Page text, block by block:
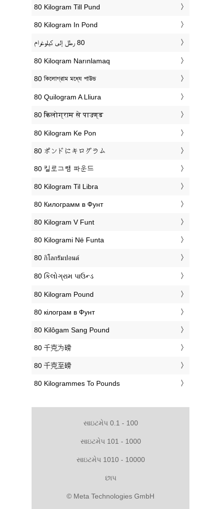
‎80 Kilogram Till Pund
‎80 Kilogram In Pond
‎80 Kiloqram Narınlamaq
‎80 কিলোগ্রাম মধ্যে পাউন্ড
‎80 Quilogram A Lliura
‎80 किलोग्राम से पाउण्ड
‎80 Kilogram Ke Pon
‎80 ポンドにキログラム
‎80 킬로그램 파운드
‎80 Kilogram Til Libra
‎80 Килограмм в Фунт
‎80 Kilogram V Funt
‎80 Kilogrami Në Funta
‎80 กิโลกรัมปอนด์
‎80 કિલોગ્રામ પાઉન્ડ
‎80 Kilogram Pound
‎80 кілограм в Фунт
‎80 Kilôgam Sang Pound
‎80 千克为磅
‎80 千克至磅
‎80 Kilogrammes To Pounds
સાઇટમેપ 0.1 - 100
સાઇટમેપ 101 - 1000
સાઇટમેપ 1010 - 10000
છાપ
© Meta Technologies GmbH